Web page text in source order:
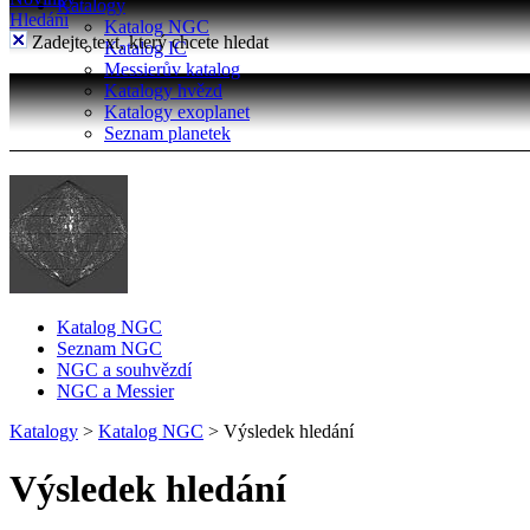
Katalogy
Katalog NGC
Katalog IC
Messierův katalog
Katalogy hvězd
Katalogy exoplanet
Seznam planetek
Hledání
Zadejte text, který chcete hledat
Katalog NGC
Seznam NGC
NGC a souhvězdí
NGC a Messier
Katalogy > Katalog NGC > Výsledek hledání
Výsledek hledání